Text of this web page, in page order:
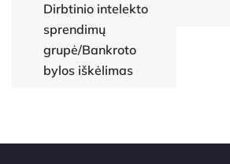
Dirbtinio intelekto
sprendimų
grupė/Bankroto
bylos iškėlimas